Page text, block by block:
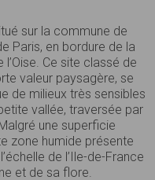
sur la commune de
Paris, en bordure de la
Ce site classé de
valeur paysagère, se
de milieux très sensibles
vallée, traversée par
une superficie
zone humide présente
de l’Ile-de-France
et de sa flore.